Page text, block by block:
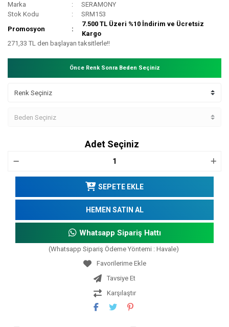
Marka
SERAMONY
Stok Kodu
SRM153
Promosyon
7.500 TL Üzeri %10 İndirim ve Ücretsiz
Kargo
271,33 TL den başlayan taksitlerle!!
Önce Renk Sonra Beden Seçiniz
Adet Seçiniz
SEPETE EKLE
HEMEN SATIN AL
Whatsapp Sipariş Hattı
(Whatsapp Sipariş Ödeme Yöntemi : Havale)
Tavsiye Et
Karşılaştır